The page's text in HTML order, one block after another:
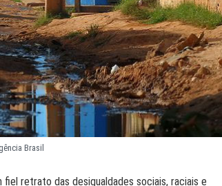
Brasil
retrato das desigualdades sociais, raciais e